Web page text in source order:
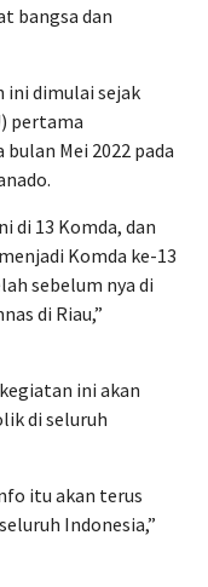
bangsa dan
ini dimulai sejak
pertama
Mei 2022 pada
di 13 Komda, dan
Komda ke-13
sebelum nya di
di Riau,”
ini akan
di seluruh
itu akan terus
Indonesia,”